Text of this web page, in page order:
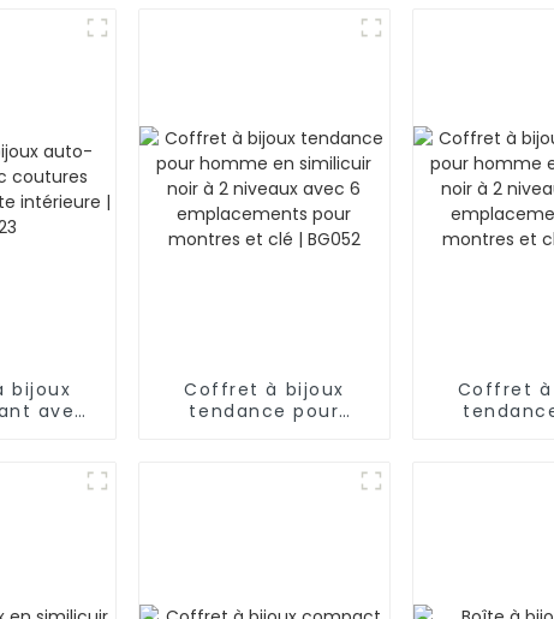
bijoux
avec
Coffret à bijoux
tendance pour
emplacements pour
Coffret à